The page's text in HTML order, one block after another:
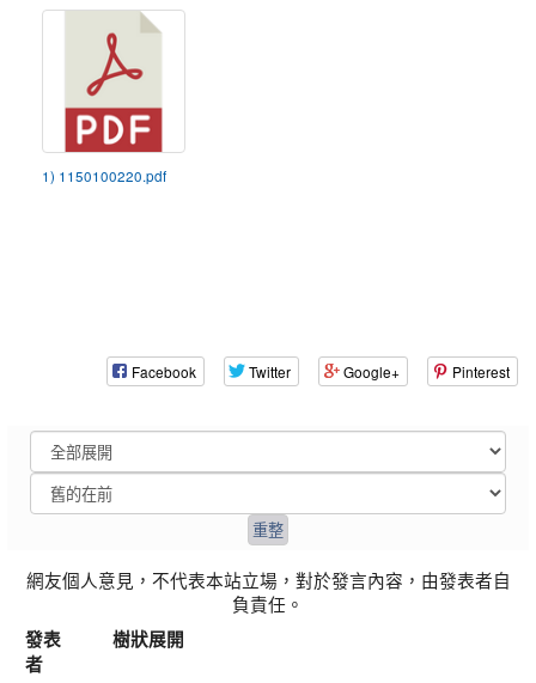
1) 1150100220.pdf
Facebook Twitter Google+ Pinterest
網友個人意見，不代表本站立場，對於發言內容，由發表者自
負責任。
發表
者
樹狀展開